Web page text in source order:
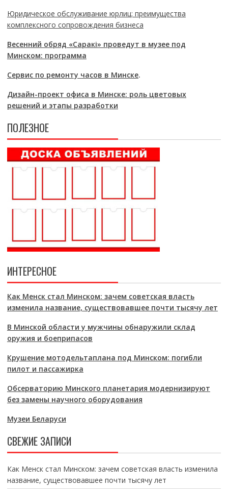
Юридическое обслуживание юрлиц: преимущества
комплексного сопровождения бизнеса
Весенний обряд «Саракі» проведут в музее под
Минском: программа
Сервис по ремонту часов в Минске.
Дизайн-проект офиса в Минске: роль цветовых
решений и этапы разработки
ПОЛЕЗНОЕ
ИНТЕРЕСНОЕ
Как Менск стал Минском: зачем советская власть
изменила название, существовавшее почти тысячу лет
В Минской области у мужчины обнаружили склад
оружия и боеприпасов
Крушение мотодельтаплана под Минском: погибли
пилот и пассажирка
Обсерваторию Минского планетария модернизируют
без замены научного оборудования
Музеи Беларуси
СВЕЖИЕ ЗАПИСИ
Как Менск стал Минском: зачем советская власть изменила
название, существовавшее почти тысячу лет